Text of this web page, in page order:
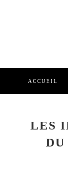
ACCUEIL
LES
DU